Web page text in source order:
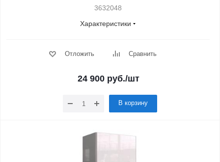
3632048
Характеристики
Отложить Сравнить
24 900руб./шт
В корзину